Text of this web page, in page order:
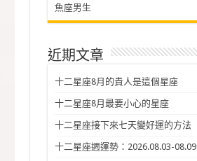
魚座男生
近期文章
十二星座8月的貴人是這個星座
十二星座8月最要小心的星座
十二星座接下來七天變好運的方法
十二星座週運勢：2026.08.03-08.09